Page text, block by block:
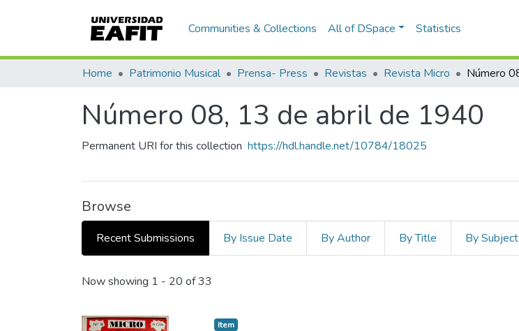
Communities & Collections All of DSpace Statistics
Home Patrimonio Musical Prensa- Press Revistas Revista Micro
Número 08, 13 de abril de 1940
Permanent URI for this collection https://hdl.handle.net/10784/18025
Browse
Recent Submissions By Issue Date By Author By Title By Subject
Recent Submissions
Now showing 1 - 20 of 33
Item